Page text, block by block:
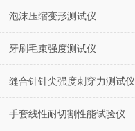
泡沫压缩变形测试仪
牙刷毛束强度测试仪
缝合针针尖强度刺穿力测试仪
手套线性耐切割性能试验仪